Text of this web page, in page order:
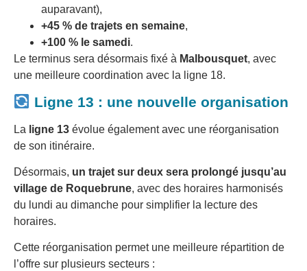
auparavant),
+45 % de trajets en semaine,
+100 % le samedi.
Le terminus sera désormais fixé à Malbousquet, avec
une meilleure coordination avec la ligne 18.
Ligne 13 : une nouvelle organisation
La ligne 13 évolue également avec une réorganisation
de son itinéraire.
Désormais, un trajet sur deux sera prolongé jusqu’au
village de Roquebrune, avec des horaires harmonisés
du lundi au dimanche pour simplifier la lecture des
horaires.
Cette réorganisation permet une meilleure répartition de
l’offre sur plusieurs secteurs :